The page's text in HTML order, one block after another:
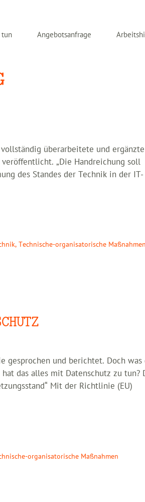
tun Angebotsanfrage
überarbeitete und ergänzte
„Die Handreichung soll
des Standes der Technik in der IT-
,Technische-organisatorische Maßnahmen
und berichtet. Doch was
das alles mit Datenschutz zu tun?
Mit der Richtlinie (EU)
organisatorische Maßnahmen